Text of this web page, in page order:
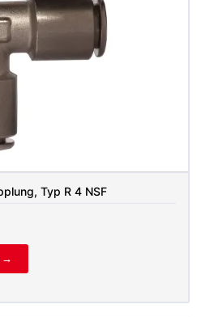
Typ R 4 NSF
→